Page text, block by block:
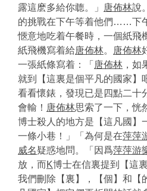
露這麽多給你聼。」
唐佈林說
的挑戰在下午等着他們……下
愜意地吃着午餐時，一個紙飛
紙飛機寫着給唐佈林。 唐佈林
一張紙條寫着：「 唐佈林 ，
就到【這裏是個平凡的國家】
看看懷錶，發現已是四點二十
會輸！ 唐佈林思索了一下，恍
博士殺人的地方是【這凡國】
一條小巷！」「為何是在萍萍
威名疑惑地問。「因爲萍萍游
放，而K博士在信裏提到【這
我們刪除【裏】，【個】和【